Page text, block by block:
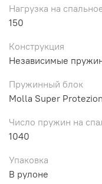
Нагрузка на
150
Конструкция
Независимые
Пружинный блок
Molla Super
Число пружин на
1040
Упаковка
В рулоне